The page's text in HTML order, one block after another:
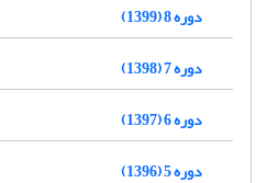
دوره 8 (1399)
دوره 7 (1398)
دوره 6 (1397)
دوره 5 (1396)